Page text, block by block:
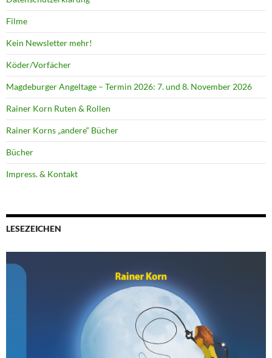
Filme
Kein Newsletter mehr!
Köder/Vorfächer
Magdeburger Angeltage – Termin 2026: 7. und 8. November 2026
Rainer Korn Ruten & Rollen
Rainer Korns „andere“ Bücher
Bücher
Impress. & Kontakt
LESEZEICHEN